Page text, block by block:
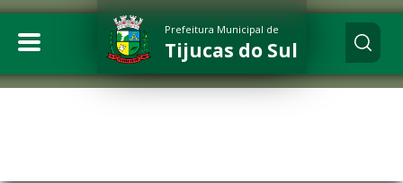
Prefeitura Municipal de
Tijucas do Sul